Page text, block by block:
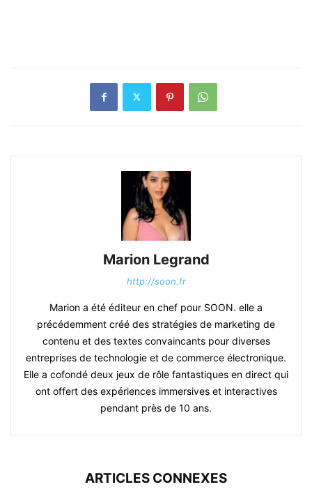
Marion Legrand
http://soon.fr
Marion a été éditeur en chef pour SOON. elle a
précédemment créé des stratégies de marketing de
contenu et des textes convaincants pour diverses
entreprises de technologie et de commerce électronique.
Elle a cofondé deux jeux de rôle fantastiques en direct qui
ont offert des expériences immersives et interactives
pendant près de 10 ans.
ARTICLES CONNEXES